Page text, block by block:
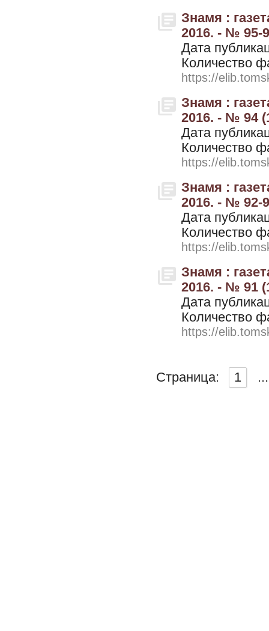
Знамя :
2016. - № 95-
Дата
Количество
https://
Знамя :
2016. - № 94
Дата
Количество
https://
Знамя :
2016. - № 92-
Дата
Количество
https://
Знамя :
2016. - № 91
Дата
Количество
https://
Страница: 1 ...